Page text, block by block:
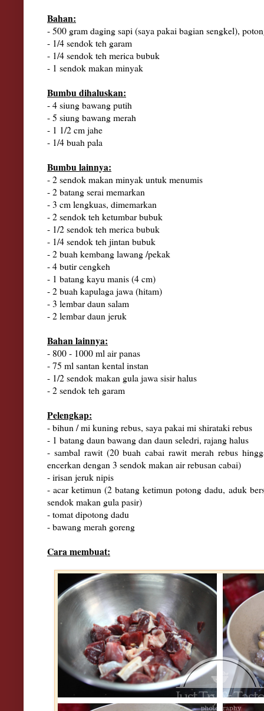
Bahan:
- 500 gram daging sapi (saya pakai bagian sengkel),
- 1/4 sendok teh garam
- 1/4 sendok teh merica bubuk
- 1 sendok makan minyak
Bumbu dihaluskan:
- 4 siung bawang putih
- 5 siung bawang merah
- 1 1/2 cm jahe
- 1/4 buah pala
Bumbu lainnya:
- 2 sendok makan minyak untuk menumis
- 2 batang serai memarkan
- 3 cm lengkuas, dimemarkan
- 2 sendok teh ketumbar bubuk
- 1/2 sendok teh merica bubuk
- 1/4 sendok teh jintan bubuk
- 2 buah kembang lawang /pekak
- 4 butir cengkeh
- 1 batang kayu manis (4 cm)
- 2 buah kapulaga jawa (hitam)
- 3 lembar daun salam
- 2 lembar daun jeruk
Bahan lainnya:
- 800 - 1000 ml air panas
- 75 ml santan kental instan
- 1/2 sendok makan gula jawa sisir halus
- 2 sendok teh garam
Pelengkap:
- bihun / mi kuning rebus, saya pakai mi shirataki rebus
- 1 batang daun bawang dan daun seledri, rajang halus
- sambal rawit (20 buah cabai rawit merah rebus
encerkan dengan 3 sendok makan air rebusan cabai)
- irisan jeruk nipis
- acar ketimun (2 batang ketimun potong dadu, aduk
sendok makan gula pasir)
- tomat dipotong dadu
- bawang merah goreng
Cara membuat: